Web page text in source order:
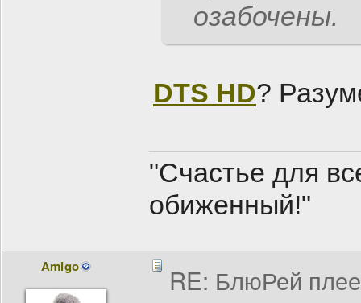
озабочены.
DTS HD?
"Счастье для
обиженный!"
Amigo
RE: БлюРей